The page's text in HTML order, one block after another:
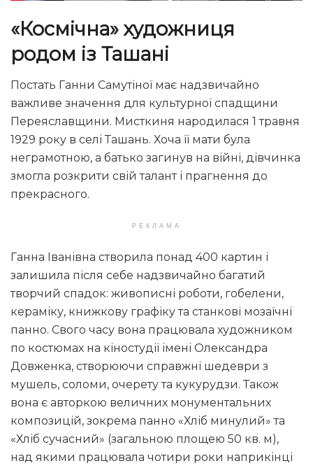
«Космічна» художниця
родом із Ташані
Постать Ганни Самутіної має надзвичайно
важливе значення для культурної спадщини
Переяславщини. Мисткиня народилася 1 травня
1929 року в селі Ташань. Хоча її мати була
неграмотною, а батько загинув на війні, дівчинка
змогла розкрити свій талант і прагнення до
прекрасного.
РЕКЛАМА
Ганна Іванівна створила понад 400 картин і
залишила після себе надзвичайно багатий
творчий спадок: живописні роботи, гобелени,
кераміку, книжкову графіку та станкові мозаїчні
панно. Свого часу вона працювала художником
по костюмах на кіностудії імені Олександра
Довженка, створюючи справжні шедеври з
мушель, соломи, очерету та кукурудзи. Також
вона є авторкою величних монументальних
композицій, зокрема панно «Хліб минулий» та
«Хліб сучасний» (загальною площею 50 кв. м),
над якими працювала чотири роки наприкінці